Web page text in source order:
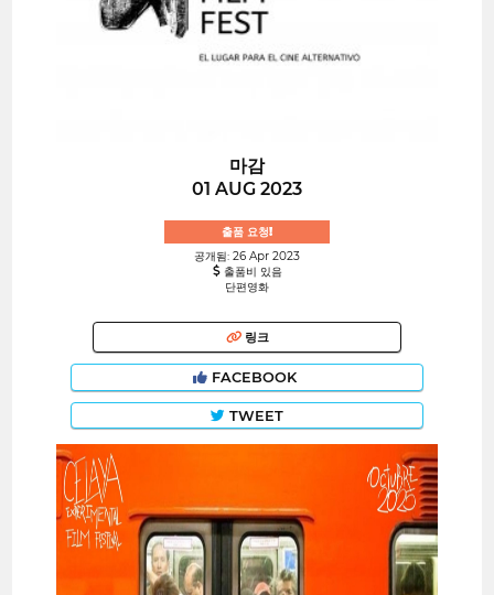
마감
01 AUG 2023
출품 요청!
공개됨: 26 Apr 2023
출품비 있음
단편영화
링크
FACEBOOK
TWEET